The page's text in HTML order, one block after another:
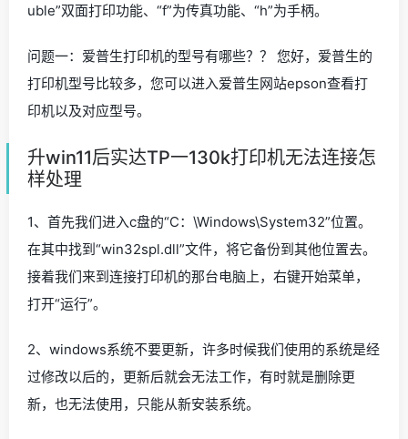
uble”双面打印功能、“f”为传真功能、“h”为手柄。
问题一：爱普生打印机的型号有哪些？？ 您好，爱普生的
打印机型号比较多，您可以进入爱普生网站epson查看打
印机以及对应型号。
升win11后实达TP一130k打印机无法连接怎
样处理
1、首先我们进入c盘的“C：\Windows\System32”位置。
在其中找到“win32spl.dll”文件，将它备份到其他位置去。
接着我们来到连接打印机的那台电脑上，右键开始菜单，
打开“运行”。
2、windows系统不要更新，许多时候我们使用的系统是经
过修改以后的，更新后就会无法工作，有时就是删除更
新，也无法使用，只能从新安装系统。